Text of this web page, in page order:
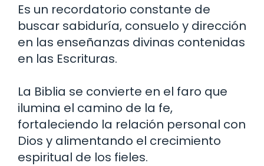
Es un recordatorio constante de
buscar sabiduría, consuelo y dirección
en las enseñanzas divinas contenidas
en las Escrituras.
La Biblia se convierte en el faro que
ilumina el camino de la fe,
fortaleciendo la relación personal con
Dios y alimentando el crecimiento
espiritual de los fieles.